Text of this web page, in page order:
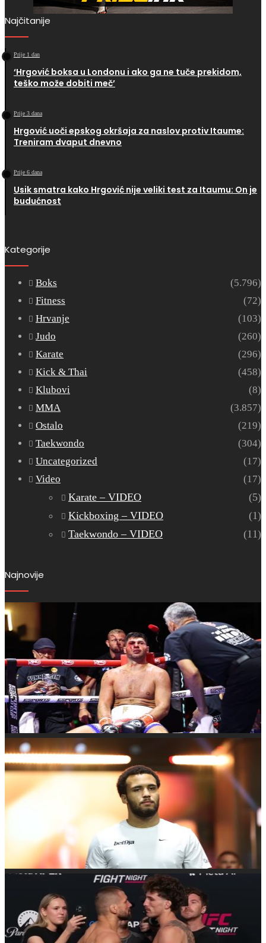
Najčitanije
Prije 1 dan
‘Hrgović boksa u Londonu i ako ga ne tuče prekidom,
teško može dobiti meč’
Prije 3 dana
Hrgović uoči epskog okršaja za naslov protiv Itaume:
Treniram dvaput dnevno
Prije 6 dana
Usik smatra kako Hrgović nije veliki test za Itaumu: On je
budućnost
Kategorije
Boks
(5.796)
Fitness
(72)
Hrvanje
(103)
Judo
(260)
Karate
(296)
Kick & Thai
(458)
Klubovi
(8)
MMA
(3.857)
Ostalo
(219)
Taekwondo
(304)
Uncategorized
(17)
Video
(17)
Karate – VIDEO
(5)
Kickboxing – VIDEO
(1)
Taekwondo – VIDEO
(11)
Najnovije